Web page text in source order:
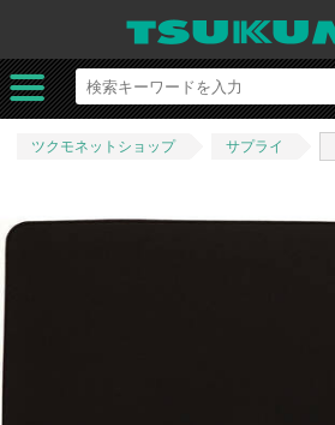
ツクモネットショップ サプライ